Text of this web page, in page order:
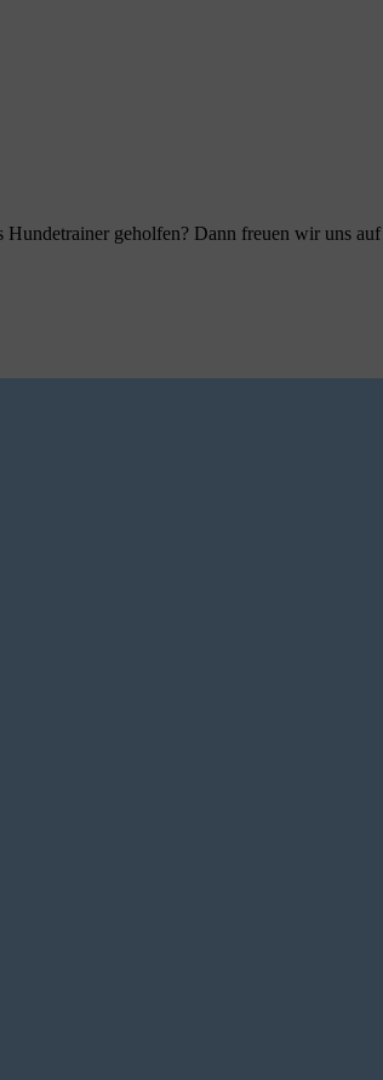
geholfen? Dann freuen wir uns